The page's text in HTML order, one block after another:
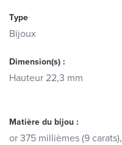
Type
Bijoux
Dimension(s) :
Hauteur 22,3 mm
Matière du bijou :
or 375 millièmes (9 carats),